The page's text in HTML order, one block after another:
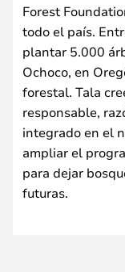
Forest
todo el país.
plantar 5.000
Ochoco, en
forestal. Tala
responsable,
integrado en el
ampliar el
para dejar
futuras.